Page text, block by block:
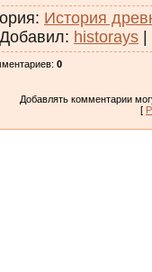
: История
Добавил: historays |
: 0
Добавлять комментарии
[